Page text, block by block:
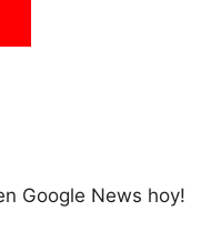
Google News hoy!